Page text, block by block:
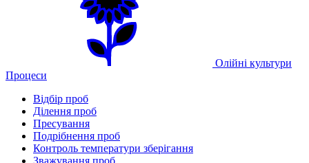
Олійні культури
Процеси
Відбір проб
Ділення проб
Пресування
Подрібнення проб
Контроль температури зберігання
Зважування проб